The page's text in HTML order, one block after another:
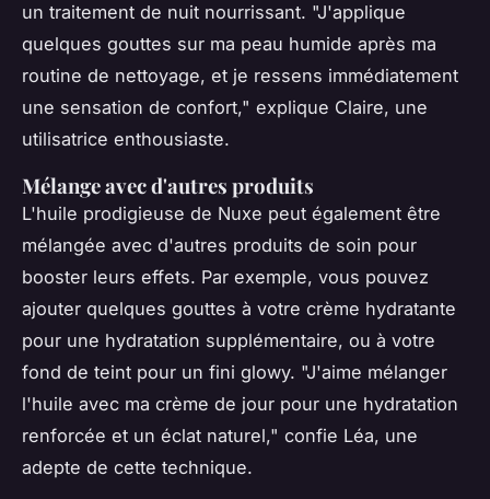
un traitement de nuit nourrissant. "J'applique
quelques gouttes sur ma peau humide après ma
routine de nettoyage, et je ressens immédiatement
une sensation de confort," explique Claire, une
utilisatrice enthousiaste.
Mélange avec d'autres produits
L'huile prodigieuse de Nuxe peut également être
mélangée avec d'autres produits de soin pour
booster leurs effets. Par exemple, vous pouvez
ajouter quelques gouttes à votre crème hydratante
pour une hydratation supplémentaire, ou à votre
fond de teint pour un fini glowy. "J'aime mélanger
l'huile avec ma crème de jour pour une hydratation
renforcée et un éclat naturel," confie Léa, une
adepte de cette technique.